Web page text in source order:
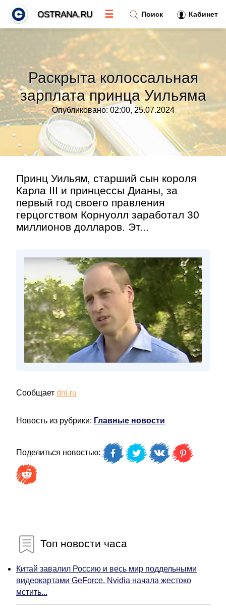
Раскрыта колоссальная
зарплата принца Уильяма
Опубликовано: 02:00, 25.07.2024
Принц Уильям, старший сын короля
Карла III и принцессы Дианы, за
первый год своего правления
герцогством Корнуолл заработал 30
миллионов долларов. Эт...
Сообщает dni.ru
Новость из рубрики: Главные новости
Поделиться новостью:
Топ новости часа
Китай завалил Россию и весь мир поддельными
видеокартами GeForce. Nvidia начала жестоко
мстить...
Поиск Кабинет
OSTRANA.RU ☰
Тренды новостей»
Рубрики»
Правила»
Контакт »